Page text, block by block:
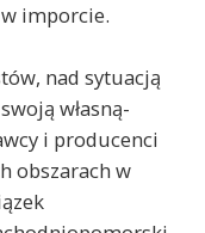
imporcie.
nad sytuacją
własną-
i producenci
obszarach w